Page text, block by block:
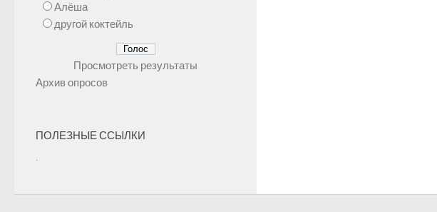
Алёша
другой коктейль
Просмотреть результаты
Архив опросов
ПОЛЕЗНЫЕ ССЫЛКИ
.